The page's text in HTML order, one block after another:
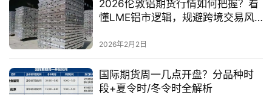
2026伦敦铝期货行情如何把握？看
懂LME铝市逻辑，规避跨境交易风
2026年2月2日
国际期货周一几点开盘？分品种时
段+夏令时/冬令时全解析